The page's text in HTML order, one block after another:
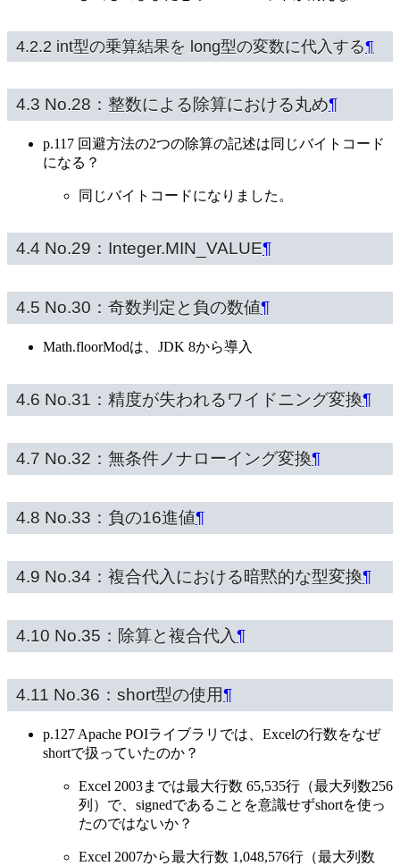
4.2.2 int型の乗算結果を long型の変数に代入する¶
4.3 No.28：整数による除算における丸め¶
p.117 回避方法の2つの除算の記述は同じバイトコード
になる？
同じバイトコードになりました。
4.4 No.29：Integer.MIN_VALUE¶
4.5 No.30：奇数判定と負の数値¶
Math.floorModは、JDK 8から導入
4.6 No.31：精度が失われるワイドニング変換¶
4.7 No.32：無条件ノナローイング変換¶
4.8 No.33：負の16進値¶
4.9 No.34：複合代入における暗黙的な型変換¶
4.10 No.35：除算と複合代入¶
4.11 No.36：short型の使用¶
p.127 Apache POIライブラリでは、Excelの行数をなぜ
shortで扱っていたのか？
Excel 2003までは最大行数 65,535行（最大列数256
列）で、signedであることを意識せずshortを使っ
たのではないか？
Excel 2007から最大行数 1,048,576行（最大列数